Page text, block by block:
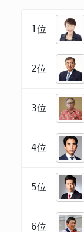
1位
2位
3位
4位
5位
6位